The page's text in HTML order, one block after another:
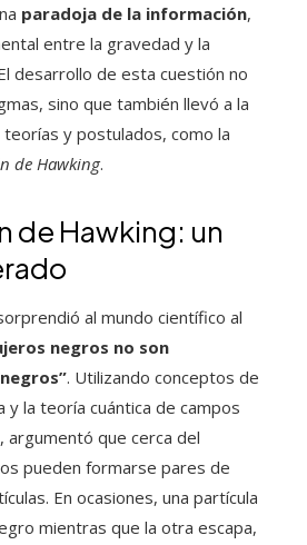
paradoja de la información,
entre la gravedad y la
desarrollo de esta cuestión no
sino que también llevó a la
y postulados, como la
de Hawking.
de Hawking: un
al mundo científico al
negros no son
. Utilizando conceptos de
y la teoría cuántica de campos
argumentó que cerca del
pueden formarse pares de
En ocasiones, una partícula
mientras que la otra escapa,